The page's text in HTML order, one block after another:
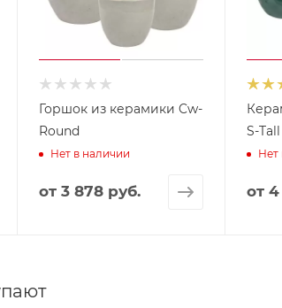
Горшок из керамики Cw-
Round
Нет в наличии
от 3 878 руб.
S-
Нет
от 4